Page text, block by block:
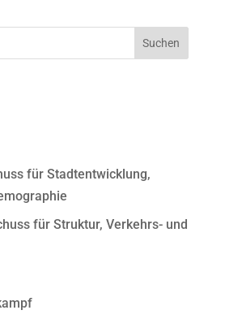
für Stadtentwicklung,
für Struktur, Verkehrs- und